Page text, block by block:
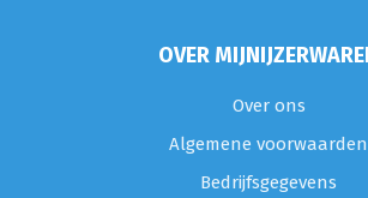
OVER
Over ons
Algemene voorwaarden
Bedrijfsgegevens